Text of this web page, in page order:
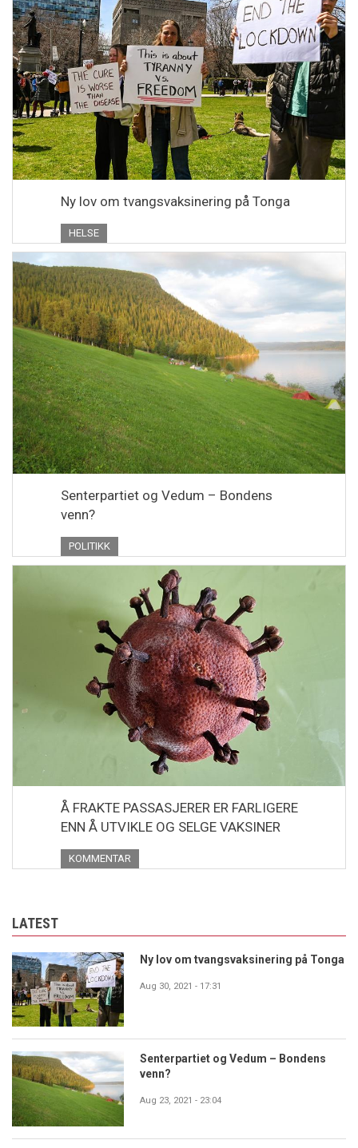
Ny lov om tvangsvaksinering på Tonga
HELSE
Senterpartiet og Vedum – Bondens
venn?
POLITIKK
Å FRAKTE PASSASJERER ER FARLIGERE
ENN Å UTVIKLE OG SELGE VAKSINER
KOMMENTAR
LATEST
Ny lov om tvangsvaksinering på Tonga
Aug 30, 2021 - 17:31
Senterpartiet og Vedum – Bondens
venn?
Aug 23, 2021 - 23:04